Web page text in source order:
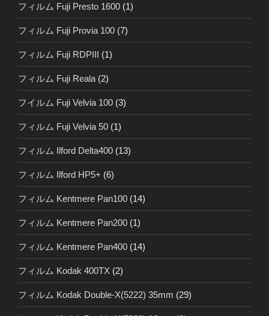
フィルム Fuji Presto 1600 (1)
フィルム Fuji Provia 100 (7)
フィルム Fuji RDPIII (1)
フィルム Fuji Reala (2)
フイルム Fuji Velvia 100 (3)
フィルム Fuji Velvia 50 (1)
フィルム Ilford Delta400 (13)
フィルム Ilford HP5+ (6)
フィルム Kentmere Pan100 (14)
フィルム Kentmere Pan200 (1)
フィルム Kentmere Pan400 (14)
フィルム Kodak 400TX (2)
フィルム Kodak Double-X(5222) 35mm (29)